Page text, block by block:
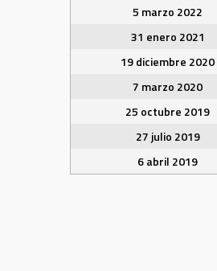
5 marzo 2022
31 enero 2021
19 diciembre 2020
7 marzo 2020
25 octubre 2019
27 julio 2019
6 abril 2019